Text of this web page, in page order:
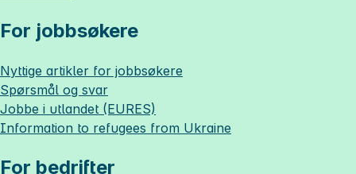
For jobbsøkere
Nyttige artikler for jobbsøkere
Spørsmål og svar
Jobbe i utlandet (EURES)
Information to refugees from Ukraine
For bedrifter